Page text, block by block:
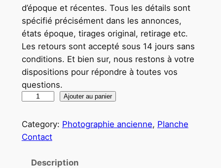
d’époque et récentes. Tous les détails sont
spécifié précisément dans les annonces,
états époque, tirages original, retirage etc.
Les retours sont accepté sous 14 jours sans
conditions. Et bien sur, nous restons à votre
dispositions pour répondre à toutes vos
questions.
a
n
Ajouter au panier
Category: Photographie ancienne, Planche
Contact
Description